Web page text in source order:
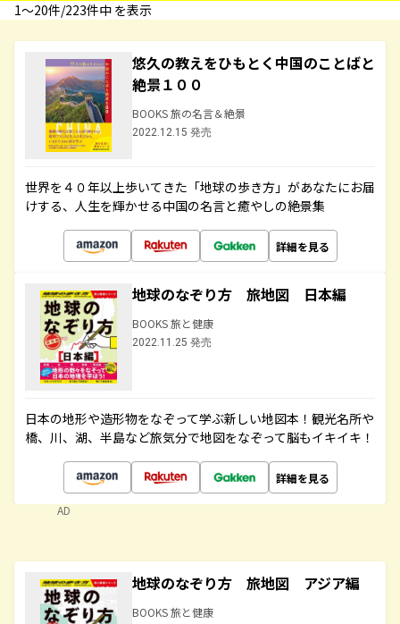
1〜20件/223件中 を表示
悠久の教えをひもとく中国のことばと
絶景１００
BOOKS 旅の名言＆絶景
2022.12.15 発売
世界を４０年以上歩いてきた「地球の歩き方」があなたにお届
けする、人生を輝かせる中国の名言と癒やしの絶景集
詳細を見る
地球のなぞり方 旅地図 日本編
BOOKS 旅と健康
2022.11.25 発売
日本の地形や造形物をなぞって学ぶ新しい地図本！観光名所や
橋、川、湖、半島など旅気分で地図をなぞって脳もイキイキ！
詳細を見る
AD
地球のなぞり方 旅地図 アジア編
BOOKS 旅と健康